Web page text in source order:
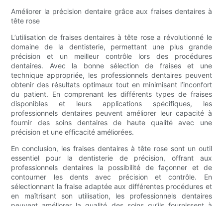
Améliorer la précision dentaire grâce aux fraises dentaires à
tête rose
L’utilisation de fraises dentaires à tête rose a révolutionné le
domaine de la dentisterie, permettant une plus grande
précision et un meilleur contrôle lors des procédures
dentaires. Avec la bonne sélection de fraises et une
technique appropriée, les professionnels dentaires peuvent
obtenir des résultats optimaux tout en minimisant l’inconfort
du patient. En comprenant les différents types de fraises
disponibles et leurs applications spécifiques, les
professionnels dentaires peuvent améliorer leur capacité à
fournir des soins dentaires de haute qualité avec une
précision et une efficacité améliorées.
En conclusion, les fraises dentaires à tête rose sont un outil
essentiel pour la dentisterie de précision, offrant aux
professionnels dentaires la possibilité de façonner et de
contourner les dents avec précision et contrôle. En
sélectionnant la fraise adaptée aux différentes procédures et
en maîtrisant son utilisation, les professionnels dentaires